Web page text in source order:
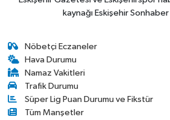
kaynağı Eskişehir
Nöbetçi Eczaneler
Hava Durumu
Namaz Vakitleri
Trafik Durumu
Süper Lig Puan Durumu ve Fikstür
Tüm Manşetler